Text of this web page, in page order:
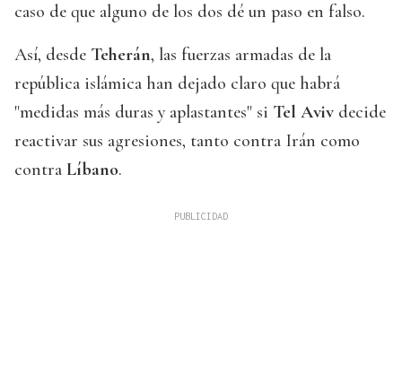
caso de que alguno de los dos dé un paso en falso.
Así, desde Teherán, las fuerzas armadas de la
república islámica han dejado claro que habrá
"medidas más duras y aplastantes" si Tel Aviv decide
reactivar sus agresiones, tanto contra Irán como
contra Líbano.